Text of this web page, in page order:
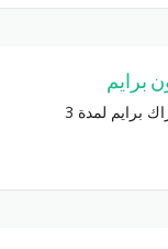
عرض حصري: خصم 50% على اشتراك برايم لمدة 3